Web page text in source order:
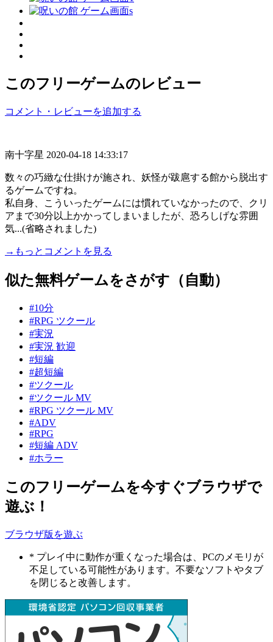
このフリーゲームのレビュー
コメント・レビューを追加する
南十字星 2020-04-18 14:33:17
数々の巧緻な仕掛けが施され、妖怪が跋扈する館から脱出す
るゲームですね。
私自身、こういったゲームには慣れていなかったので、クリ
アまで30分以上かかってしまいましたが、恐ろしげな雰囲
気...(省略されました)
→もっとコメントを見る
似た無料ゲームをさがす（自動）
#10分
#RPG ツクール
#実況
#実況 歓迎
#短編
#超短編
#ツクール
#ツクール MV
#RPG ツクール MV
#ADV
#RPG
#短編 ADV
#ホラー
このフリーゲームを今すぐブラウザで
遊ぶ！
ブラウザ版を遊ぶ
* プレイ中に動作が重くなった場合は、PCのメモリが
不足している可能性があります。不要なソフトやタブ
を閉じると改善します。